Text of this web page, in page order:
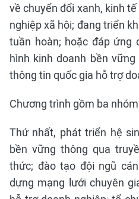
về chuyển đổi xanh, kinh
nghiệp xã hội; đang triển
tuần hoàn; hoặc đáp ứng
hình kinh doanh bền
thông tin quốc gia hỗ trợ
Chương trình gồm ba
Thứ nhất, phát triển hệ
bền vững thông qua
thức; đào tạo đội ngũ
dựng mạng lưới chuyên